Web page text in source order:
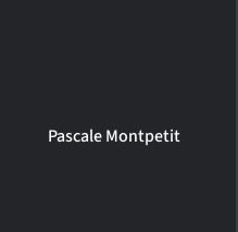
Pascale Montpetit